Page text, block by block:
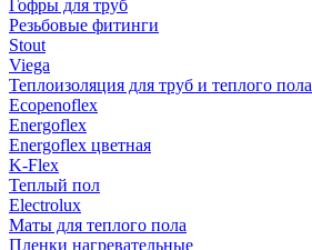
Гофры для труб
Резьбовые фитинги
Stout
Viega
Теплоизоляция для труб и теплого пола
Ecopenoflex
Energoflex
Energoflex цветная
K-Flex
Теплый пол
Electrolux
Маты для теплого пола
Пленки нагревательные